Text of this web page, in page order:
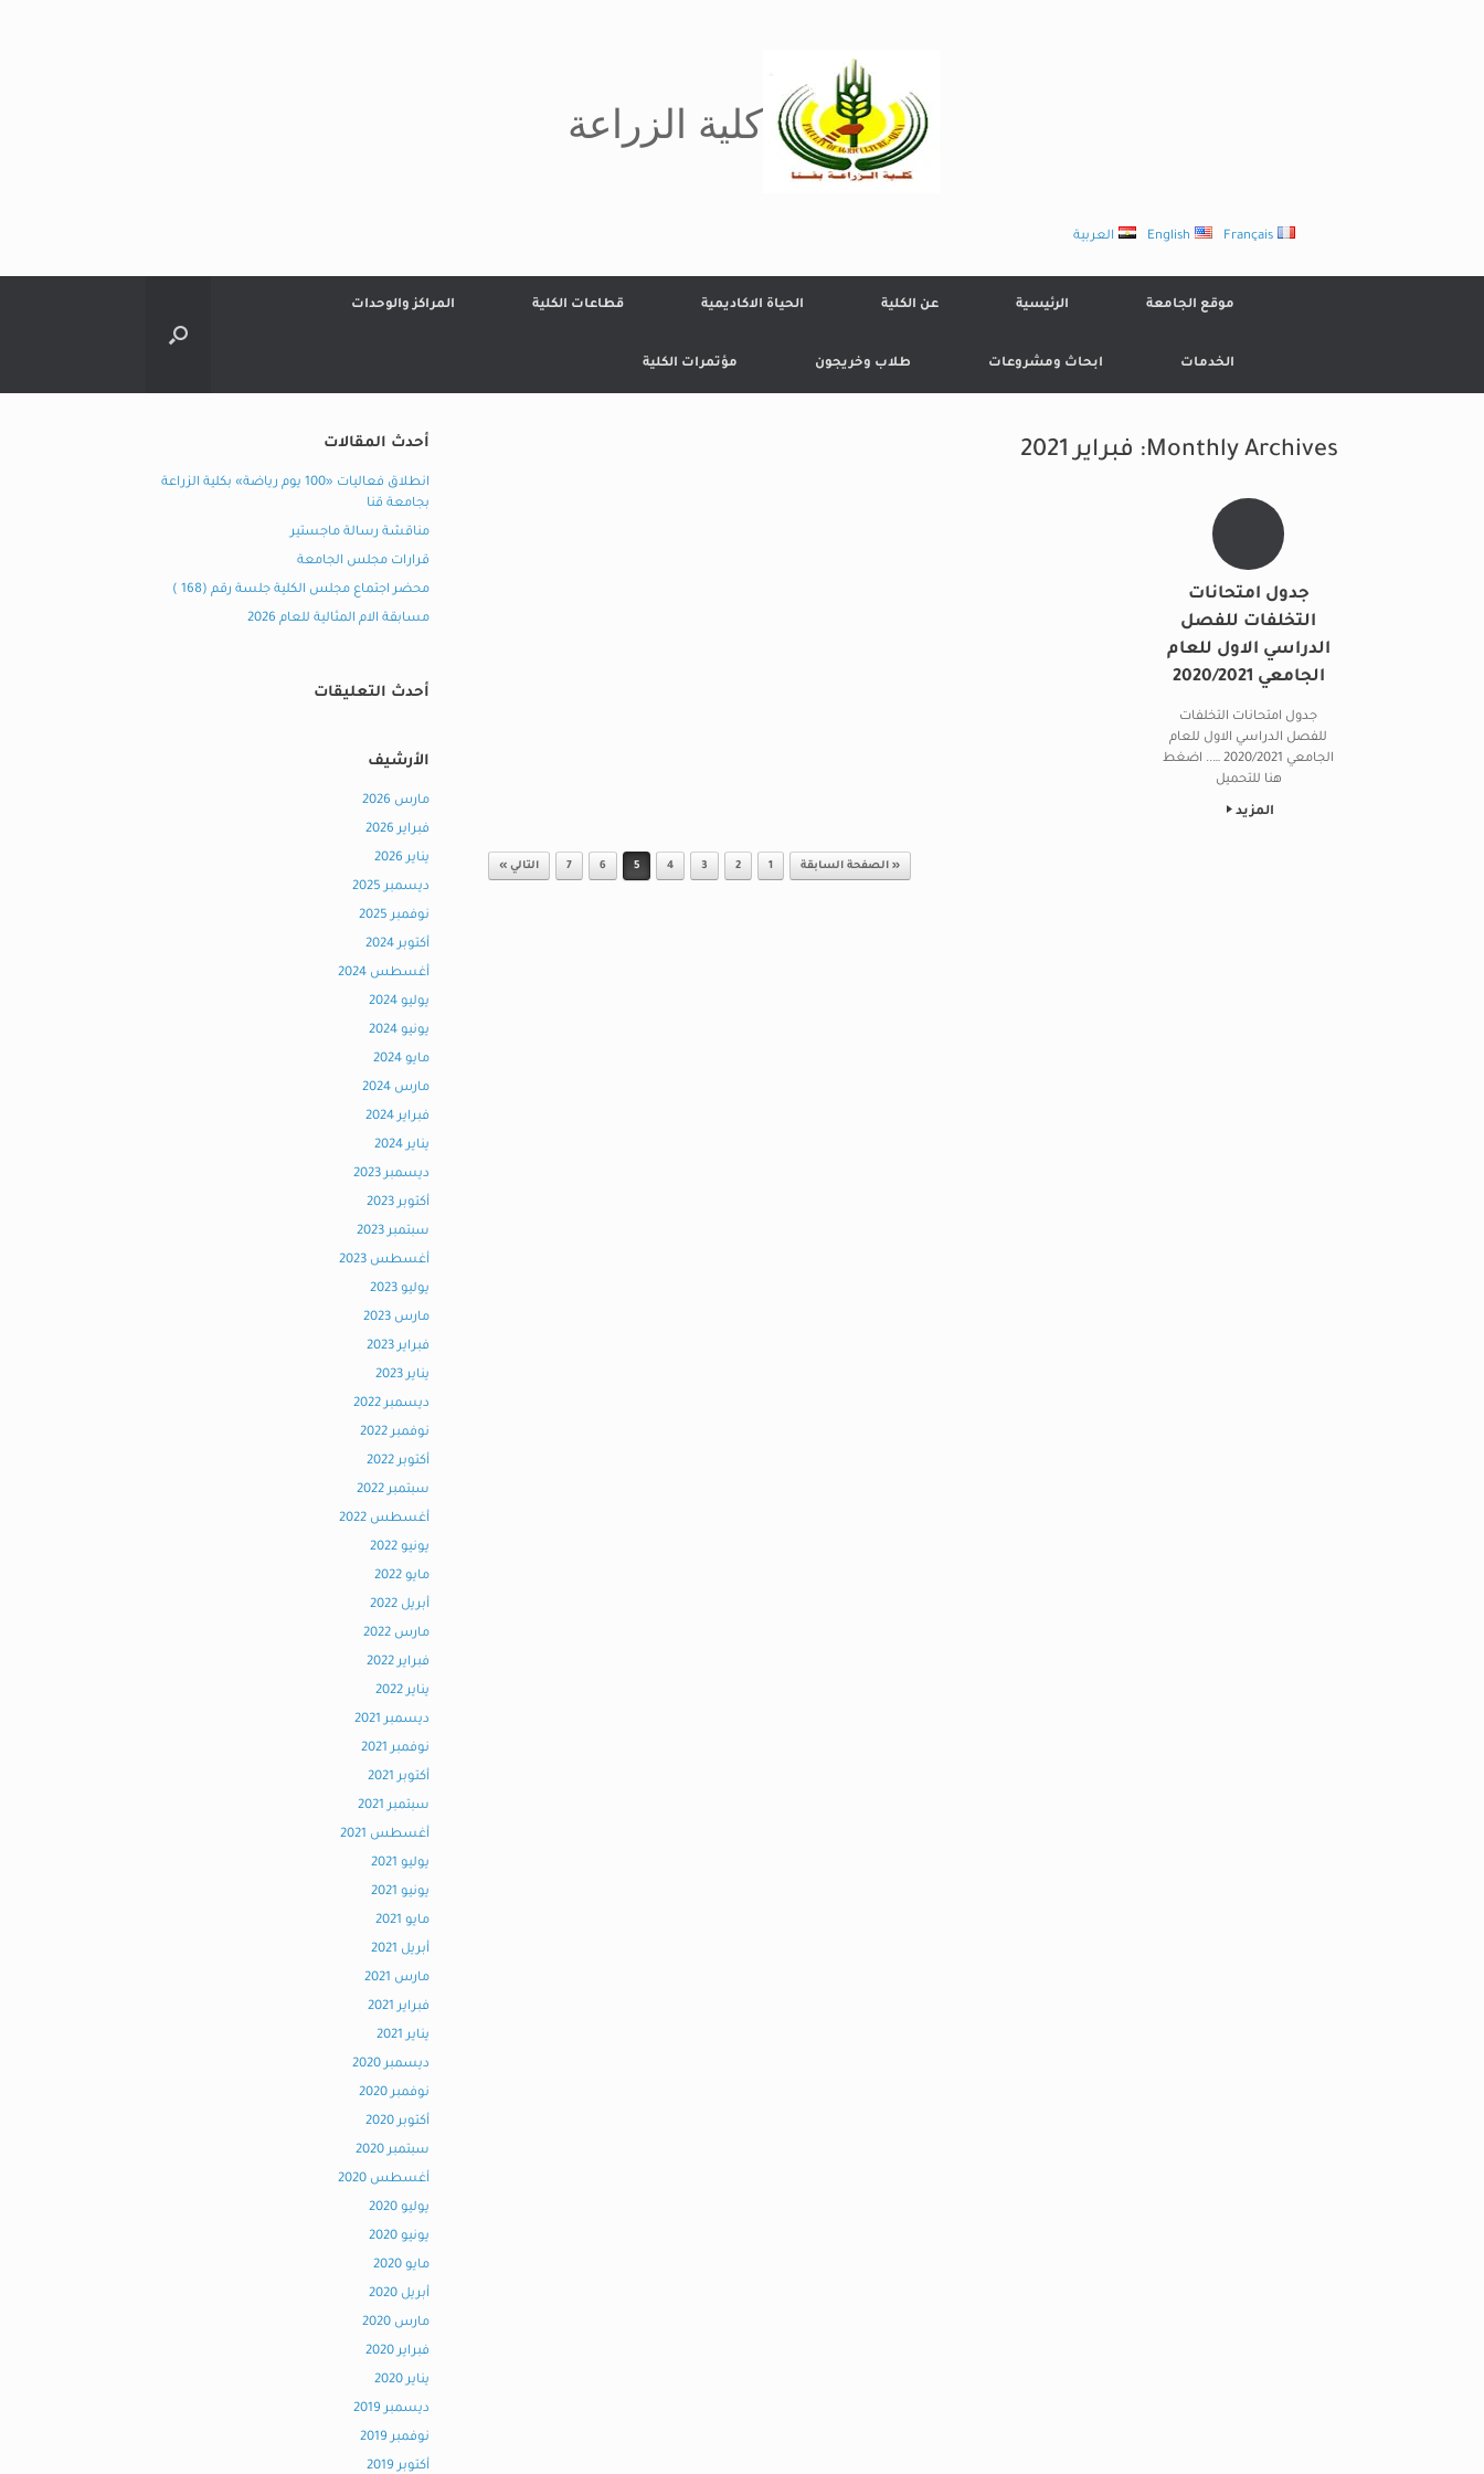
كلية الزراعة
العربية English Français
موقع الجامعة الرئيسية عن الكلية الحياة الاكاديمية قطاعات الكلية المراكز والوحدات
الخدمات ابحاث ومشروعات طلاب وخريجون مؤتمرات الكلية
Monthly Archives: فبراير 2021
جدول امتحانات
التخلفات للفصل
الدراسي الاول للعام
الجامعي 2020/2021
جدول امتحانات التخلفات
للفصل الدراسي الاول للعام
الجامعي 2020/2021 ….. اضغط
هنا للتحميل
المزيد
« الصفحة السابقة 1
2
3
4
5
6
7 التالي »
أحدث المقالات
انطلاق فعاليات «100 يوم رياضة» بكلية الزراعة
بجامعة قنا
مناقشة رسالة ماجستير
قرارات مجلس الجامعة
محضر اجتماع مجلس الكلية جلسة رقم (168 )
مسابقة الام المثالية للعام 2026
أحدث التعليقات
الأرشيف
مارس 2026
فبراير 2026
يناير 2026
ديسمبر 2025
نوفمبر 2025
أكتوبر 2024
أغسطس 2024
يوليو 2024
يونيو 2024
مايو 2024
مارس 2024
فبراير 2024
يناير 2024
ديسمبر 2023
أكتوبر 2023
سبتمبر 2023
أغسطس 2023
يوليو 2023
مارس 2023
فبراير 2023
يناير 2023
ديسمبر 2022
نوفمبر 2022
أكتوبر 2022
سبتمبر 2022
أغسطس 2022
يونيو 2022
مايو 2022
أبريل 2022
مارس 2022
فبراير 2022
يناير 2022
ديسمبر 2021
نوفمبر 2021
أكتوبر 2021
سبتمبر 2021
أغسطس 2021
يوليو 2021
يونيو 2021
مايو 2021
أبريل 2021
مارس 2021
فبراير 2021
يناير 2021
ديسمبر 2020
نوفمبر 2020
أكتوبر 2020
سبتمبر 2020
أغسطس 2020
يوليو 2020
يونيو 2020
مايو 2020
أبريل 2020
مارس 2020
فبراير 2020
يناير 2020
ديسمبر 2019
نوفمبر 2019
أكتوبر 2019